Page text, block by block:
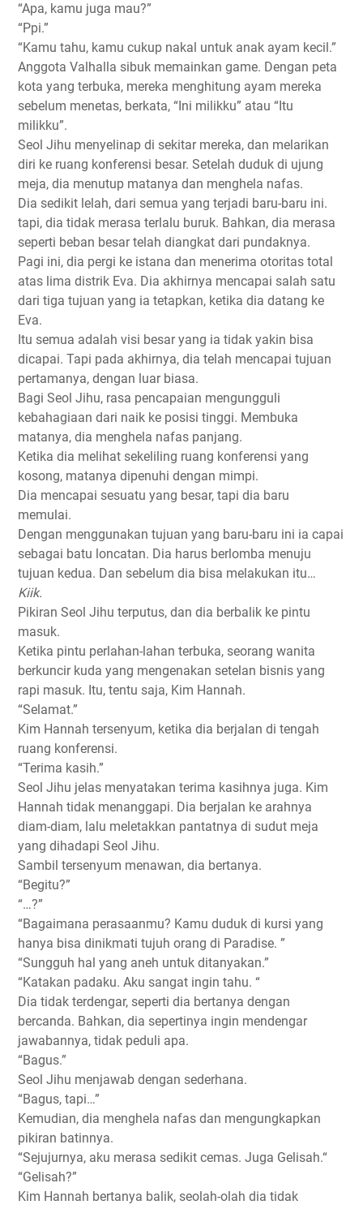
“Apa, kamu juga mau?”
“Ppi.”
“Kamu tahu, kamu cukup nakal untuk anak ayam kecil.”
Anggota Valhalla sibuk memainkan game. Dengan peta
kota yang terbuka, mereka menghitung ayam mereka
sebelum menetas, berkata, “Ini milikku” atau “Itu
milikku”.
Seol Jihu menyelinap di sekitar mereka, dan melarikan
diri ke ruang konferensi besar. Setelah duduk di ujung
meja, dia menutup matanya dan menghela nafas.
Dia sedikit lelah, dari semua yang terjadi baru-baru ini.
tapi, dia tidak merasa terlalu buruk. Bahkan, dia merasa
seperti beban besar telah diangkat dari pundaknya.
Pagi ini, dia pergi ke istana dan menerima otoritas total
atas lima distrik Eva. Dia akhirnya mencapai salah satu
dari tiga tujuan yang ia tetapkan, ketika dia datang ke
Eva.
Itu semua adalah visi besar yang ia tidak yakin bisa
dicapai. Tapi pada akhirnya, dia telah mencapai tujuan
pertamanya, dengan luar biasa.
Bagi Seol Jihu, rasa pencapaian mengungguli
kebahagiaan dari naik ke posisi tinggi. Membuka
matanya, dia menghela nafas panjang.
Ketika dia melihat sekeliling ruang konferensi yang
kosong, matanya dipenuhi dengan mimpi.
Dia mencapai sesuatu yang besar, tapi dia baru
memulai.
Dengan menggunakan tujuan yang baru-baru ini ia capai
sebagai batu loncatan. Dia harus berlomba menuju
tujuan kedua. Dan sebelum dia bisa melakukan itu…
Kiik.
Pikiran Seol Jihu terputus, dan dia berbalik ke pintu
masuk.
Ketika pintu perlahan-lahan terbuka, seorang wanita
berkuncir kuda yang mengenakan setelan bisnis yang
rapi masuk. Itu, tentu saja, Kim Hannah.
“Selamat.”
Kim Hannah tersenyum, ketika dia berjalan di tengah
ruang konferensi.
“Terima kasih.”
Seol Jihu jelas menyatakan terima kasihnya juga. Kim
Hannah tidak menanggapi. Dia berjalan ke arahnya
diam-diam, lalu meletakkan pantatnya di sudut meja
yang dihadapi Seol Jihu.
Sambil tersenyum menawan, dia bertanya.
“Begitu?”
“…?”
“Bagaimana perasaanmu? Kamu duduk di kursi yang
hanya bisa dinikmati tujuh orang di Paradise. ”
“Sungguh hal yang aneh untuk ditanyakan.”
“Katakan padaku. Aku sangat ingin tahu. “
Dia tidak terdengar, seperti dia bertanya dengan
bercanda. Bahkan, dia sepertinya ingin mendengar
jawabannya, tidak peduli apa.
“Bagus.”
Seol Jihu menjawab dengan sederhana.
“Bagus, tapi…”
Kemudian, dia menghela nafas dan mengungkapkan
pikiran batinnya.
“Sejujurnya, aku merasa sedikit cemas. Juga Gelisah.“
“Gelisah?”
Kim Hannah bertanya balik, seolah-olah dia tidak